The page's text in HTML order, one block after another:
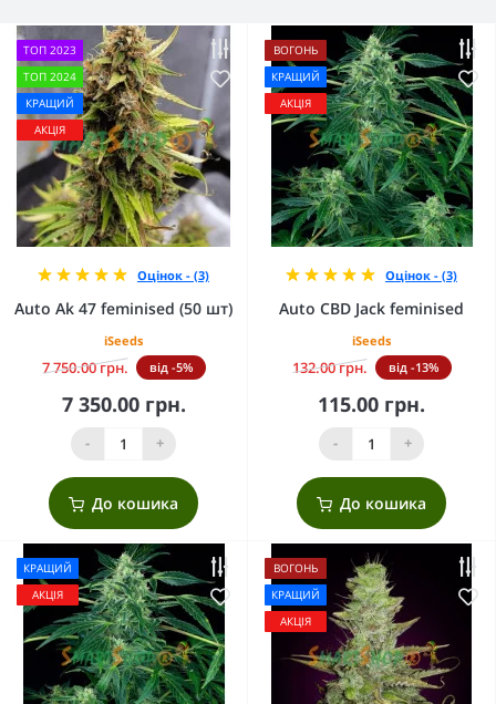
ТОП 2023
ТОП 2024
КРАЩИЙ
АКЦІЯ
Оцінок - (3)
Auto Ak 47 feminised (50 шт)
iSeeds
7 750.00 грн. від -5%
7 350.00 грн.
- +
До кошика
ВОГОНЬ
КРАЩИЙ
АКЦІЯ
Оцінок - (3)
Auto CBD Jack feminised
iSeeds
132.00 грн. від -13%
115.00 грн.
- +
До кошика
КРАЩИЙ
АКЦІЯ
ВОГОНЬ
КРАЩИЙ
АКЦІЯ